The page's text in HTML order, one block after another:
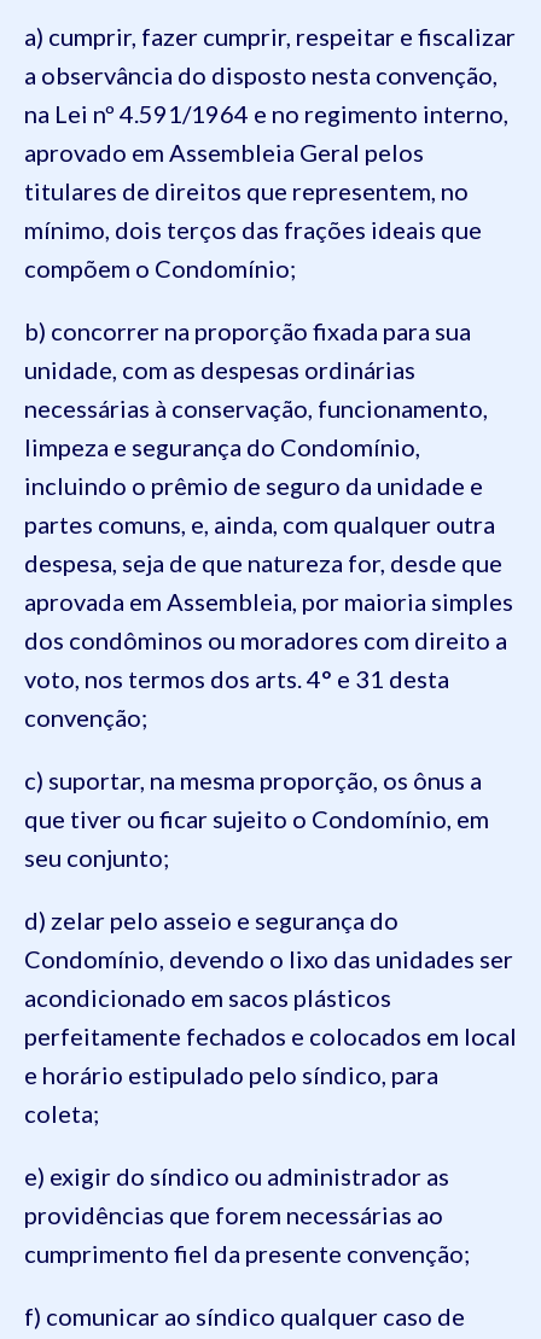
a) cumprir, fazer cumprir, respeitar e fiscalizar
a observância do disposto nesta convenção,
na Lei nº 4.591/1964 e no regimento interno,
aprovado em Assembleia Geral pelos
titulares de direitos que representem, no
mínimo, dois terços das frações ideais que
compõem o Condomínio;
b) concorrer na proporção fixada para sua
unidade, com as despesas ordinárias
necessárias à conservação, funcionamento,
limpeza e segurança do Condomínio,
incluindo o prêmio de seguro da unidade e
partes comuns, e, ainda, com qualquer outra
despesa, seja de que natureza for, desde que
aprovada em Assembleia, por maioria simples
dos condôminos ou moradores com direito a
voto, nos termos dos arts. 4° e 31 desta
convenção;
c) suportar, na mesma proporção, os ônus a
que tiver ou ficar sujeito o Condomínio, em
seu conjunto;
d) zelar pelo asseio e segurança do
Condomínio, devendo o lixo das unidades ser
acondicionado em sacos plásticos
perfeitamente fechados e colocados em local
e horário estipulado pelo síndico, para
coleta;
e) exigir do síndico ou administrador as
providências que forem necessárias ao
cumprimento fiel da presente convenção;
f) comunicar ao síndico qualquer caso de